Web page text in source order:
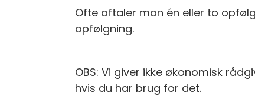
Ofte aftaler man én eller to
opfølgning.
OBS: Vi giver ikke økonomisk
hvis du har brug for det.